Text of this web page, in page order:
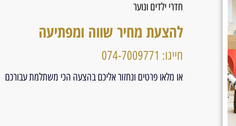
חדרי ילדים ונוער
להצעת מחיר שווה ומפתיעה
חייגו: 074-7009771
או מלאו פרטים ונחזור אליכם בהצעה הכי משתלמת עבורכם